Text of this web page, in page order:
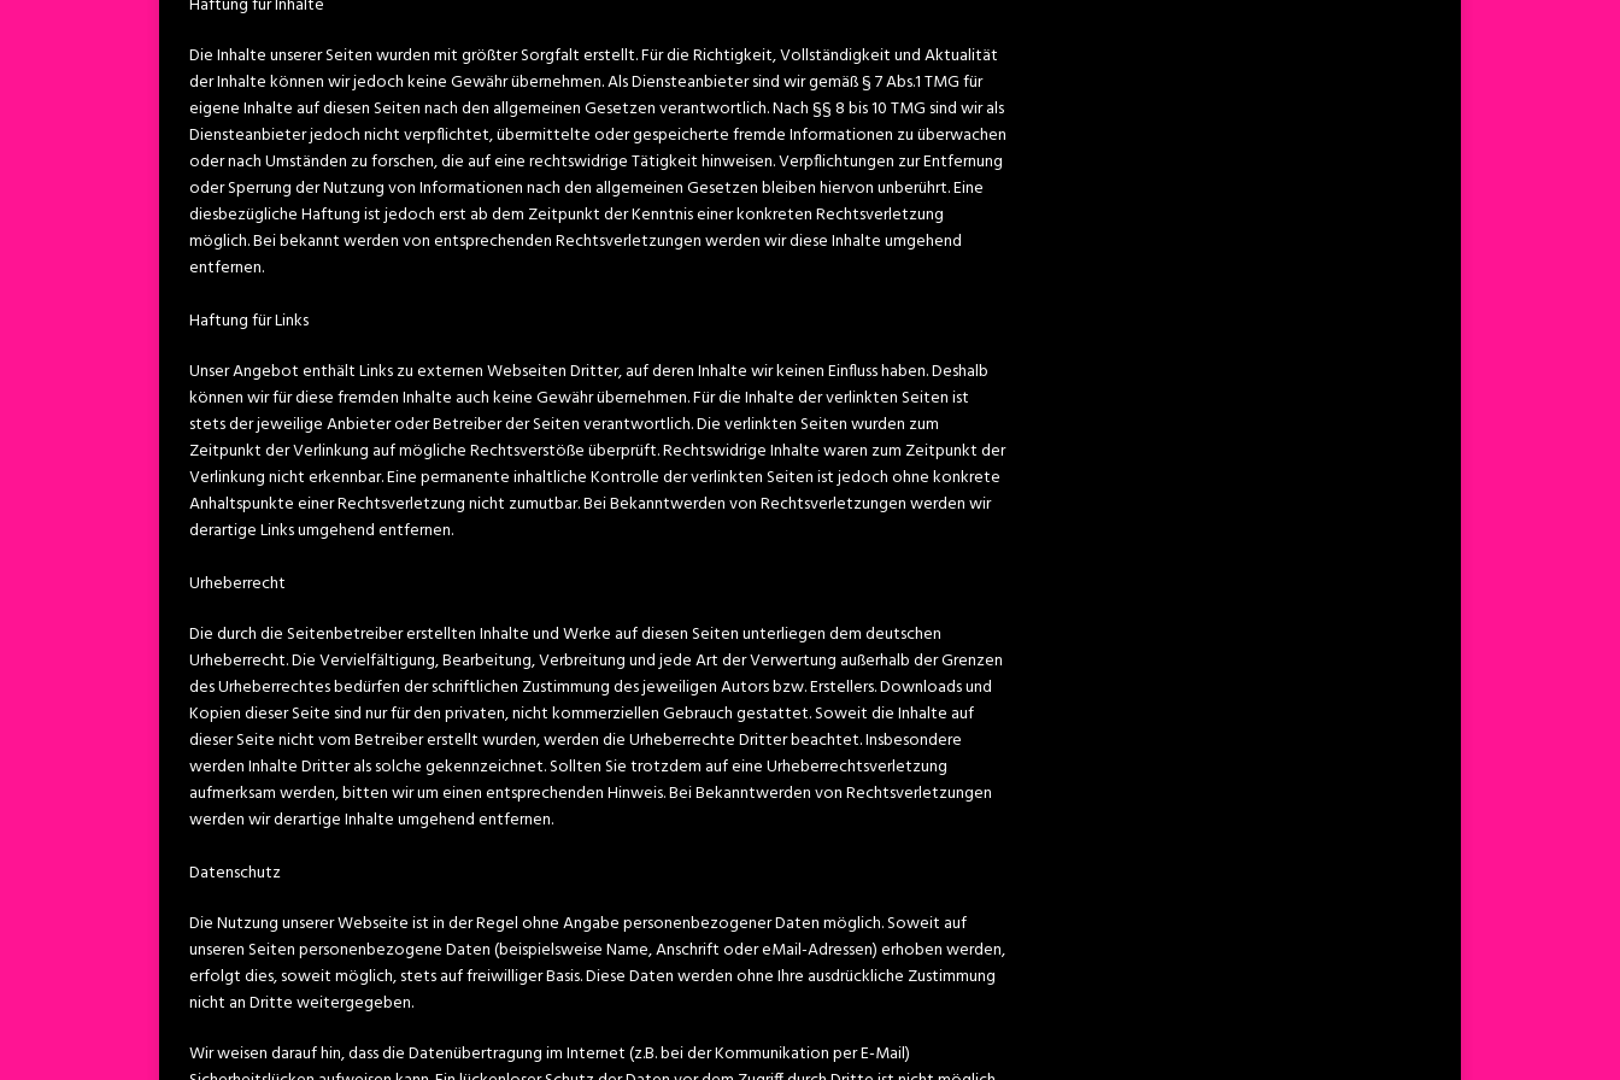
Die Inhalte unserer Seiten wurden mit größter Sorgfalt erstellt. Für die Richtigkeit, Vollständigkeit und Aktualität
der Inhalte können wir jedoch keine Gewähr übernehmen. Als Diensteanbieter sind wir gemäß § 7 Abs.1 TMG für
eigene Inhalte auf diesen Seiten nach den allgemeinen Gesetzen verantwortlich. Nach §§ 8 bis 10 TMG sind wir als
Diensteanbieter jedoch nicht verpflichtet, übermittelte oder gespeicherte fremde Informationen zu überwachen
oder nach Umständen zu forschen, die auf eine rechtswidrige Tätigkeit hinweisen. Verpflichtungen zur Entfernung
oder Sperrung der Nutzung von Informationen nach den allgemeinen Gesetzen bleiben hiervon unberührt. Eine
diesbezügliche Haftung ist jedoch erst ab dem Zeitpunkt der Kenntnis einer konkreten Rechtsverletzung
möglich. Bei bekannt werden von entsprechenden Rechtsverletzungen werden wir diese Inhalte umgehend
entfernen.
Haftung für Links
Unser Angebot enthält Links zu externen Webseiten Dritter, auf deren Inhalte wir keinen Einfluss haben. Deshalb
können wir für diese fremden Inhalte auch keine Gewähr übernehmen. Für die Inhalte der verlinkten Seiten ist
stets der jeweilige Anbieter oder Betreiber der Seiten verantwortlich. Die verlinkten Seiten wurden zum
Zeitpunkt der Verlinkung auf mögliche Rechtsverstöße überprüft. Rechtswidrige Inhalte waren zum Zeitpunkt der
Verlinkung nicht erkennbar. Eine permanente inhaltliche Kontrolle der verlinkten Seiten ist jedoch ohne konkrete
Anhaltspunkte einer Rechtsverletzung nicht zumutbar. Bei Bekanntwerden von Rechtsverletzungen werden wir
derartige Links umgehend entfernen.
Urheberrecht
Die durch die Seitenbetreiber erstellten Inhalte und Werke auf diesen Seiten unterliegen dem deutschen
Urheberrecht. Die Vervielfältigung, Bearbeitung, Verbreitung und jede Art der Verwertung außerhalb der Grenzen
des Urheberrechtes bedürfen der schriftlichen Zustimmung des jeweiligen Autors bzw. Erstellers. Downloads und
Kopien dieser Seite sind nur für den privaten, nicht kommerziellen Gebrauch gestattet. Soweit die Inhalte auf
dieser Seite nicht vom Betreiber erstellt wurden, werden die Urheberrechte Dritter beachtet. Insbesondere
werden Inhalte Dritter als solche gekennzeichnet. Sollten Sie trotzdem auf eine Urheberrechtsverletzung
aufmerksam werden, bitten wir um einen entsprechenden Hinweis. Bei Bekanntwerden von Rechtsverletzungen
werden wir derartige Inhalte umgehend entfernen.
Datenschutz
Die Nutzung unserer Webseite ist in der Regel ohne Angabe personenbezogener Daten möglich. Soweit auf
unseren Seiten personenbezogene Daten (beispielsweise Name, Anschrift oder eMail-Adressen) erhoben werden,
erfolgt dies, soweit möglich, stets auf freiwilliger Basis. Diese Daten werden ohne Ihre ausdrückliche Zustimmung
nicht an Dritte weitergegeben.
Wir weisen darauf hin, dass die Datenübertragung im Internet (z.B. bei der Kommunikation per E-Mail)